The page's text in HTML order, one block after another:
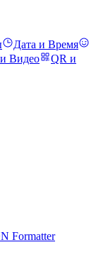
Дата и Время
Видео
QR и
Formatter